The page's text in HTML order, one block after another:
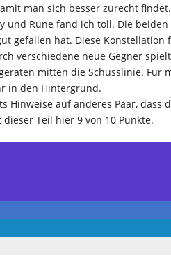
man sich besser zurecht findet.
und Rune fand ich toll. Die
gefallen hat. Diese
verschiedene neue Gegner
mitten die Schusslinie. Für
in den Hintergrund.
Hinweise auf anderes Paar, dass
Teil hier 9 von 10 Punkte.